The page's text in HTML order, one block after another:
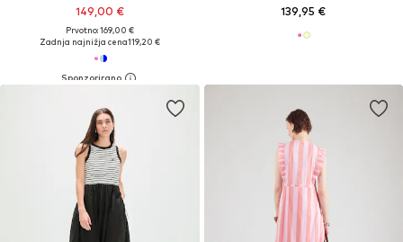
149,00 €
Prvotno: 169,00 €
Zadnja najnižja cena119,20 €
139,95 €